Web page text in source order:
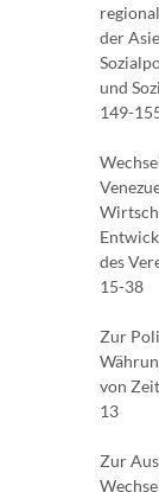
der
und
149-
des
15-38
Zur
von
13
Zur